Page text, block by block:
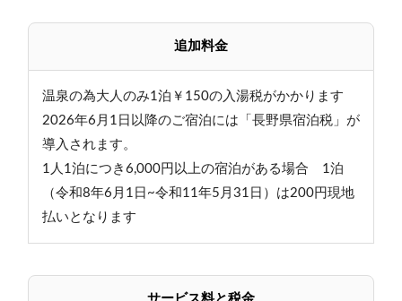
追加料金
温泉の為大人のみ1泊￥150の入湯税がかかります
2026年6月1日以降のご宿泊には「長野県宿泊税」が
導入されます。
1人1泊につき6,000円以上の宿泊がある場合 1泊
（令和8年6月1日~令和11年5月31日）は200円現地
払いとなります